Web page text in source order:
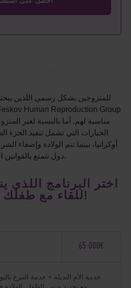
للمتزوجين بشكل رسمي اللذين
مناسبة لهم. أما بالنسبة لغير
الخيارات التي تشمل تنفيذ الجزء
أوكرانيا، بينما تتم الولادة وإضفاء
دول تتمتع بالقوانين الملائمة.
اختر البرنامج اللذي
للقاء مع طفلك المنتظر!
خدمة الأم البديلة + خدمة التبرع
65 000€